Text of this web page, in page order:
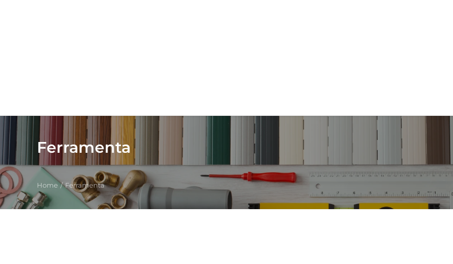
Ferramenta
Home Ferramenta